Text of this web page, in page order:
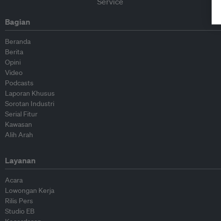
Bagian
Beranda
Berita
Opini
Video
Podcasts
Laporan Khusus
Sorotan Industri
Serial Fitur
Kawasan
Alih Arah
Layanan
Acara
Lowongan Kerja
Rilis Pers
Studio EB